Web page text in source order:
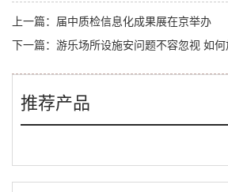
上一篇： 届中质检信息化成果展在京举办
下一篇： 游乐场所设施安问题不容忽视 如
推荐产品